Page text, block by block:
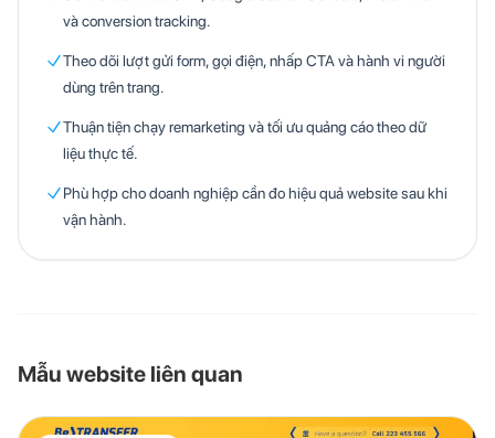
và conversion tracking.
Theo dõi lượt gửi form, gọi điện, nhấp CTA và hành vi người
dùng trên trang.
Thuận tiện chạy remarketing và tối ưu quảng cáo theo dữ
liệu thực tế.
Phù hợp cho doanh nghiệp cần đo hiệu quả website sau khi
vận hành.
Mẫu website liên quan